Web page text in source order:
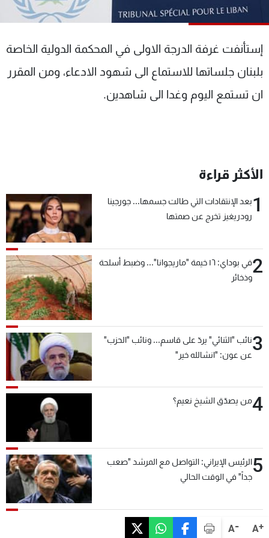
A+
A-
إستأنفت غرفة الدرجة الاولى في المحكمة الدولية الخاصة
بلبنان جلساتها للاستماع الى شهود الادعاء، ومن المقرر
ان تستمع اليوم وغدا الى شاهدين.
الأكثر قراءة
1بعد الإنتقادات التي طالت جسمها... جورجينا
رودريغيز تخرج عن صمتها
2
في بوداي: ١٦ خيمة "ماريجوانا"... وضبط أسلحة
وذخائر
3نائب "الثنائي" يردّ على قاسم... ونائب "الحزب"
عن عون: "انشالله خير"
4من يصدّق الشيخ نعيم؟
5الرئيس الإيراني: التواصل مع المرشد "صعب
جداً" في الوقت الحالي
شاهد البرامج
عن MTV
الإنـتـاج
لاعلاناتكم
وظائف
تواصل معنا
شروط الإسـتخدام